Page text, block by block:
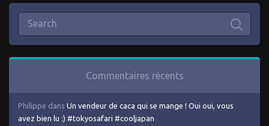
Commentaires récents
Philippe dans Un vendeur de caca qui se mange ! Oui oui, vous
avez bien lu :) #tokyosafari #cooljapan